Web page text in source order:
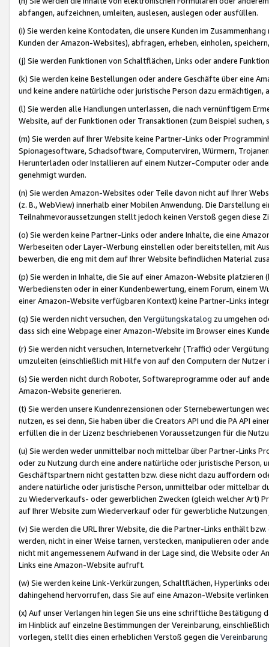
abfangen, aufzeichnen, umleiten, auslesen, auslegen oder ausfüllen.
(i) Sie werden keine Kontodaten, die unsere Kunden im
Kunden der Amazon-Websites), abfragen, erheben, einholen,
(j) Sie werden Funktionen von Schaltflächen, Links oder andere
(k) Sie werden keine Bestellungen oder andere Geschäfte über eine
und keine andere natürliche oder juristische Person dazu
(l) Sie werden alle Handlungen unterlassen, die nach vernünftigem
Website, auf der Funktionen oder Transaktionen (zum Beispiel
(m) Sie werden auf Ihrer Website keine Partner-Links oder
Spionagesoftware, Schadsoftware, Computerviren, Würmern,
Herunterladen oder Installieren auf einem Nutzer-Computer oder
genehmigt wurden.
(n) Sie werden Amazon-Websites oder Teile davon nicht auf Ihrer
(z. B., WebView) innerhalb einer Mobilen Anwendung. Die Darstellung
Teilnahmevoraussetzungen stellt jedoch keinen Verstoß gegen diese
(o) Sie werden keine Partner-Links oder andere Inhalte, die eine
Werbeseiten oder Layer-Werbung einstellen oder bereitstellen, mit
bewerben, die eng mit dem auf Ihrer Website befindlichen Material
(p) Sie werden in Inhalte, die Sie auf einer Amazon-Website
Werbediensten oder in einer Kundenbewertung, einem Forum, einem
einer Amazon-Website verfügbaren Kontext) keine Partner-Links
(q) Sie werden nicht versuchen, den Vergütungskatalog zu umgehen
dass sich eine Webpage einer Amazon-Website im Browser eines
(r) Sie werden nicht versuchen, Internetverkehr (Traffic) oder
umzuleiten (einschließlich mit Hilfe von auf den Computern der
(s) Sie werden nicht durch Roboter, Softwareprogramme oder auf
Amazon-Website generieren.
(t) Sie werden unsere Kundenrezensionen oder Sternebewertungen
nutzen, es sei denn, Sie haben über die Creators API und die PA API
erfüllen die in der Lizenz beschriebenen Voraussetzungen für die
(u) Sie werden weder unmittelbar noch mittelbar über Partner-Links
oder zu Nutzung durch eine andere natürliche oder juristische
Geschäftspartnern nicht gestatten bzw. diese nicht dazu auffordern
andere natürliche oder juristische Person, unmittelbar oder mittelbar
zu Wiederverkaufs- oder gewerblichen Zwecken (gleich welcher Art)
auf Ihrer Website zum Wiederverkauf oder für gewerbliche
(v) Sie werden die URL Ihrer Website, die die Partner-Links enthält
werden, nicht in einer Weise tarnen, verstecken, manipulieren oder
nicht mit angemessenem Aufwand in der Lage sind, die Website oder
Links eine Amazon-Website aufruft.
(w) Sie werden keine Link-Verkürzungen, Schaltflächen, Hyperlinks
dahingehend hervorrufen, dass Sie auf eine Amazon-Website
(x) Auf unser Verlangen hin legen Sie uns eine schriftliche
im Hinblick auf einzelne Bestimmungen der Vereinbarung,
vorlegen, stellt dies einen erheblichen Verstoß gegen die Vereinbarung